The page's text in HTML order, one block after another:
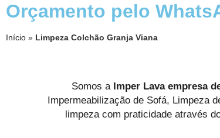
Orçamento pelo
Início » Limpeza Colchão Granja Viana
Somos a Imper Lava empresa
Impermeabilização de Sofá, Limpeza
limpeza com praticidade através